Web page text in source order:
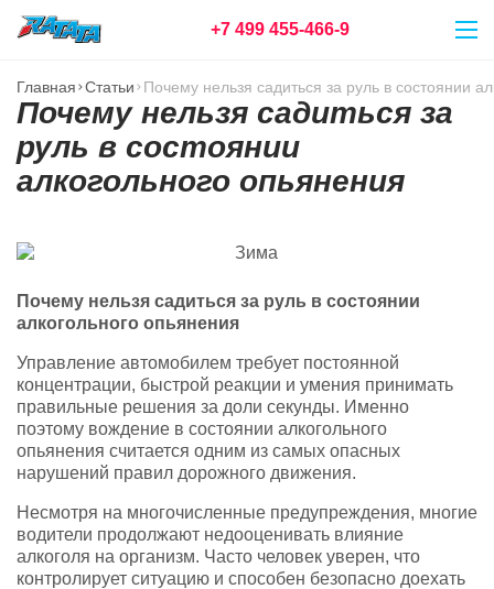
+7 499 455-466-9
Главная Статьи Почему нельзя садиться за руль в состоянии
Почему нельзя садиться за
руль в состоянии
алкогольного опьянения
Почему нельзя садиться за руль в состоянии
алкогольного опьянения
Управление автомобилем требует постоянной
концентрации, быстрой реакции и умения принимать
правильные решения за доли секунды. Именно
поэтому вождение в состоянии алкогольного
опьянения считается одним из самых опасных
нарушений правил дорожного движения.
Несмотря на многочисленные предупреждения, многие
водители продолжают недооценивать влияние
алкоголя на организм. Часто человек уверен, что
контролирует ситуацию и способен безопасно доехать